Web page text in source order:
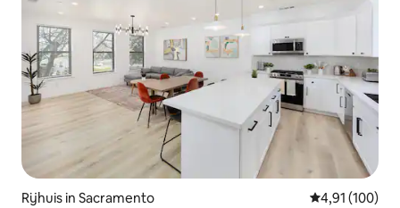
Rijhuis in Sacramento Gemiddelde
4,91 (100)